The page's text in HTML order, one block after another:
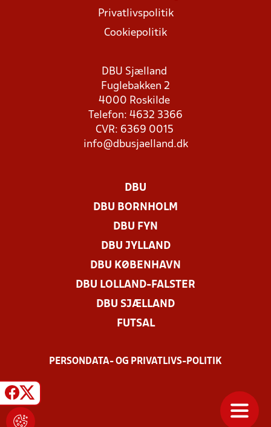
Privatlivspolitik
Cookiepolitik
DBU Sjælland
Fuglebakken 2
4000 Roskilde
Telefon: 4632 3366
CVR: 6369 0015
info@dbusjaelland.dk
DBU
DBU BORNHOLM
DBU FYN
DBU JYLLAND
DBU KØBENHAVN
DBU LOLLAND-FALSTER
DBU SJÆLLAND
FUTSAL
PERSONDATA- OG PRIVATLIVS-POLITIK